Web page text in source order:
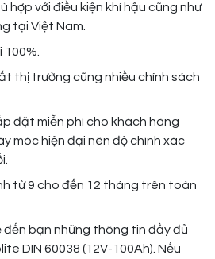
hợp với điều kiện khí hậu cũng như
tại Việt Nam.
100%.
thị trường cũng nhiều chính sách
đặt miễn phí cho khách hàng
móc hiện đại nên độ chính xác
từ 9 cho đến 12 tháng trên toàn
đến bạn những thông tin đầy đủ
DIN 60038 (12V-100Ah). Nếu